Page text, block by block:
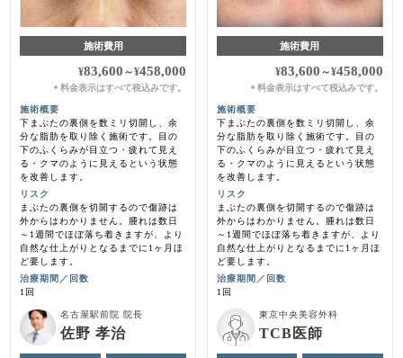
施術費用
¥83,600 ～¥458,000
＊料金表示はすべて税込みです。
施術概要
下まぶたの裏側を数ミリ切開し、余
分な脂肪を取り除く施術です。目の
下のふくらみが目立つ・疲れて見え
る・クマのように見えるという状態
を改善します。
リスク
まぶたの裏側を切開するので傷跡は
外からはわかりません。腫れは数日
～1週間でほぼ落ち着きますが、より
自然な仕上がりとなるまでに1ヶ月ほ
ど要します。
治療期間／回数
1回
名古屋駅前院 院長
佐野 孝治
施術費用
¥83,600 ～¥458,000
＊ 料金表示はすべて税込みです。
施術概要
下まぶたの裏側を数ミリ切開し、余
分な脂肪を取り除く施術です。目の
下のふくらみが目立つ・疲れて見え
る・クマのように見えるという状態
を改善します。
リスク
まぶたの裏側を切開するので傷跡は
外からはわかりません。腫れは数日
～1週間でほぼ落ち着きますが、より
自然な仕上がりとなるまでに1ヶ月ほ
ど要します。
治療期間／回数
1回
東京中央美容外科
TCB医師